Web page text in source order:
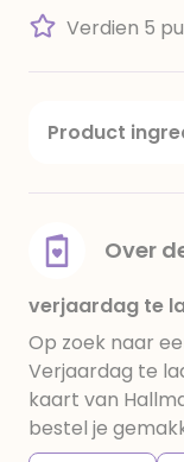
Verdien 5
Product
voedingszuur:
E415, water,
E433,
concentratie
E133, E151.
bevatten. Koel
Over
verjaardag te
Op zoek naar
Verjaardag te
kaart van
bestel je